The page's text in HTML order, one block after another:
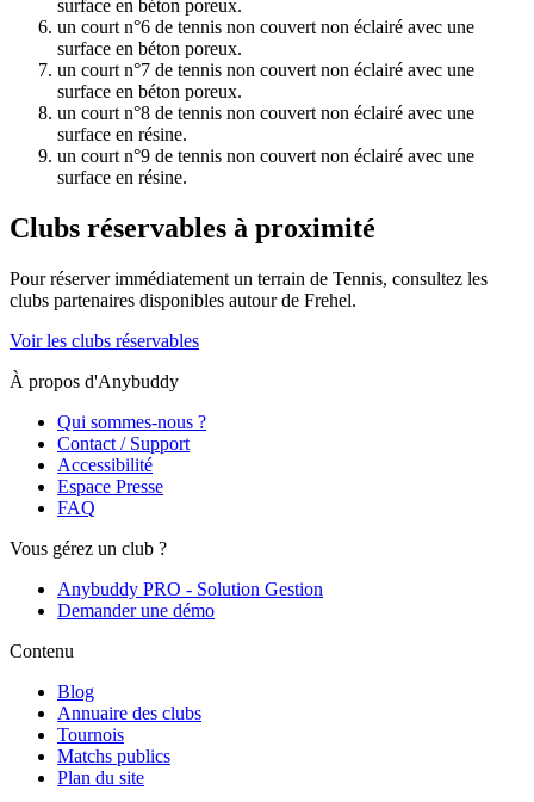
surface en béton poreux.
un court n°6 de tennis non couvert non éclairé avec une
surface en béton poreux.
un court n°7 de tennis non couvert non éclairé avec une
surface en béton poreux.
un court n°8 de tennis non couvert non éclairé avec une
surface en résine.
un court n°9 de tennis non couvert non éclairé avec une
surface en résine.
Clubs réservables à proximité
Pour réserver immédiatement un terrain de Tennis, consultez les
clubs partenaires disponibles autour de Frehel.
Voir les clubs réservables
À propos d'Anybuddy
Qui sommes-nous ?
Contact / Support
Accessibilité
Espace Presse
FAQ
Vous gérez un club ?
Anybuddy PRO - Solution Gestion
Demander une démo
Contenu
Blog
Annuaire des clubs
Tournois
Matchs publics
Plan du site